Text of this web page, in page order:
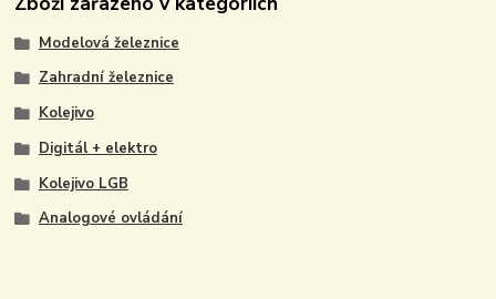
Modelová železnice
Zahradní železnice
Kolejivo
Digitál + elektro
Kolejivo LGB
Analogové ovládání